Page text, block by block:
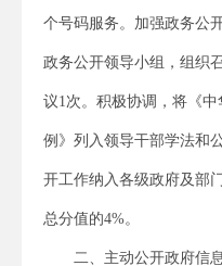
个号码服务。加强政务公
政务公开领导小组，组织
议1次。积极协调，将《
例》列入领导干部学法和
开工作纳入各级政府及部
总分值的4%。
二、主动公开政府信